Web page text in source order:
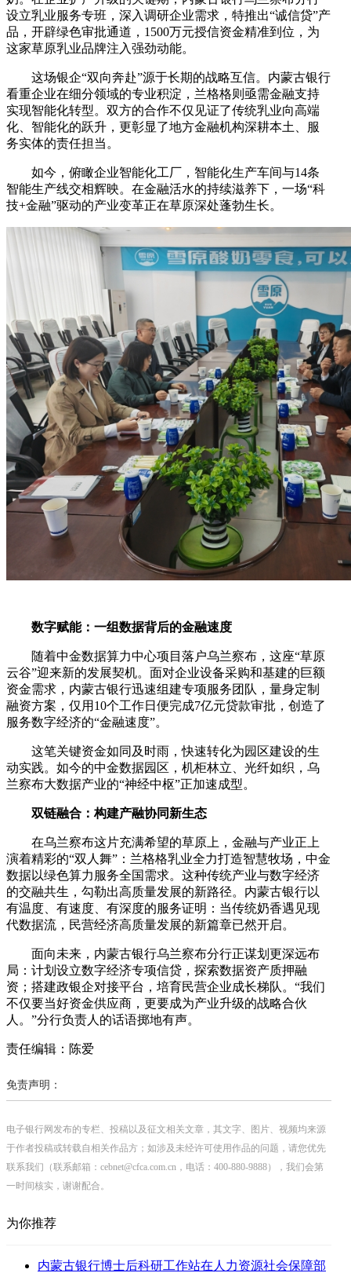
设立乳业服务专班，深入调研企业需求，特推出“诚信贷”产
品，开辟绿色审批通道，1500万元授信资金精准到位，为
这家草原乳业品牌注入强劲动能。
这场银企“双向奔赴”源于长期的战略互信。内蒙古银行
看重企业在细分领域的专业积淀，兰格格则亟需金融支持
实现智能化转型。双方的合作不仅见证了传统乳业向高端
化、智能化的跃升，更彰显了地方金融机构深耕本土、服
务实体的责任担当。
如今，俯瞰企业智能化工厂，智能化生产车间与14条
智能生产线交相辉映。在金融活水的持续滋养下，一场“科
技+金融”驱动的产业变革正在草原深处蓬勃生长。
数字赋能：一组数据背后的金融速度
随着中金数据算力中心项目落户乌兰察布，这座“草原
云谷”迎来新的发展契机。面对企业设备采购和基建的巨额
资金需求，内蒙古银行迅速组建专项服务团队，量身定制
融资方案，仅用10个工作日便完成7亿元贷款审批，创造了
服务数字经济的“金融速度”。
这笔关键资金如同及时雨，快速转化为园区建设的生
动实践。如今的中金数据园区，机柜林立、光纤如织，乌
兰察布大数据产业的“神经中枢”正加速成型。
双链融合：构建产融协同新生态
在乌兰察布这片充满希望的草原上，金融与产业正上
演着精彩的“双人舞”：兰格格乳业全力打造智慧牧场，中金
数据以绿色算力服务全国需求。这种传统产业与数字经济
的交融共生，勾勒出高质量发展的新路径。内蒙古银行以
有温度、有速度、有深度的服务证明：当传统奶香遇见现
代数据流，民营经济高质量发展的新篇章已然开启。
面向未来，内蒙古银行乌兰察布分行正谋划更深远布
局：计划设立数字经济专项信贷，探索数据资产质押融
资；搭建政银企对接平台，培育民营企业成长梯队。“我们
不仅要当好资金供应商，更要成为产业升级的战略合伙
人。”分行负责人的话语掷地有声。
责任编辑：陈爱
免责声明：
电子银行网发布的专栏、投稿以及征文相关文章，其文字、图片、视频均来源
于作者投稿或转载自相关作品方；如涉及未经许可使用作品的问题，请您优先
联系我们（联系邮箱：cebnet@cfca.com.cn，电话：400-880-9888），我们会第
一时间核实，谢谢配合。
为你推荐
内蒙古银行博士后科研工作站在人力资源社会保障部